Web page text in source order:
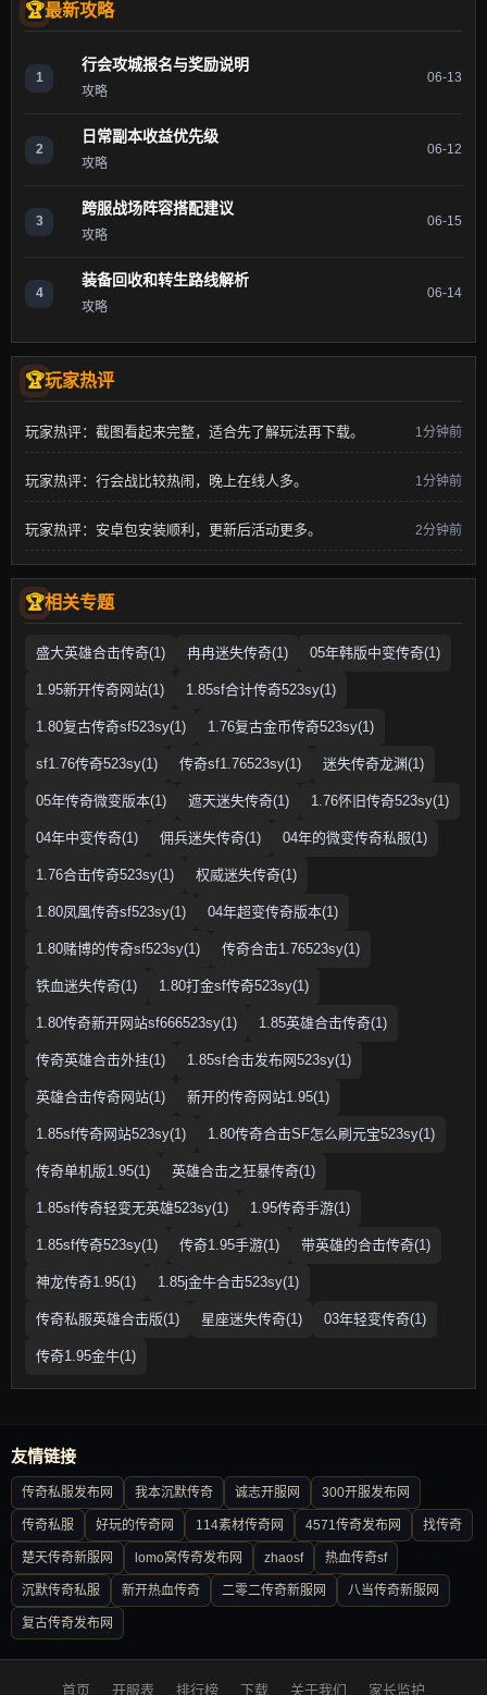
最新攻略
1
行会攻城报名与奖励说明
攻略
06-13
2
日常副本收益优先级
攻略
06-12
3
跨服战场阵容搭配建议
攻略
06-15
4
装备回收和转生路线解析
攻略
06-14
玩家热评
玩家热评：截图看起来完整，适合先了解玩法再下载。 1分钟前
玩家热评：行会战比较热闹，晚上在线人多。 1分钟前
玩家热评：安卓包安装顺利，更新后活动更多。 2分钟前
相关专题
盛大英雄合击传奇(1) 冉冉迷失传奇(1) 05年韩版中变传奇(1)
1.95新开传奇网站(1) 1.85sf合计传奇523sy(1)
1.80复古传奇sf523sy(1) 1.76复古金币传奇523sy(1)
sf1.76传奇523sy(1) 传奇sf1.76523sy(1) 迷失传奇龙渊(1)
05年传奇微变版本(1) 遮天迷失传奇(1) 1.76怀旧传奇523sy(1)
04年中变传奇(1) 佣兵迷失传奇(1) 04年的微变传奇私服(1)
1.76合击传奇523sy(1) 权威迷失传奇(1)
1.80凤凰传奇sf523sy(1) 04年超变传奇版本(1)
1.80赌博的传奇sf523sy(1) 传奇合击1.76523sy(1)
铁血迷失传奇(1) 1.80打金sf传奇523sy(1)
1.80传奇新开网站sf666523sy(1) 1.85英雄合击传奇(1)
传奇英雄合击外挂(1) 1.85sf合击发布网523sy(1)
英雄合击传奇网站(1) 新开的传奇网站1.95(1)
1.85sf传奇网站523sy(1) 1.80传奇合击SF怎么刷元宝523sy(1)
传奇单机版1.95(1) 英雄合击之狂暴传奇(1)
1.85sf传奇轻变无英雄523sy(1) 1.95传奇手游(1)
1.85sf传奇523sy(1) 传奇1.95手游(1) 带英雄的合击传奇(1)
神龙传奇1.95(1) 1.85j金牛合击523sy(1)
传奇私服英雄合击版(1) 星座迷失传奇(1) 03年轻变传奇(1)
传奇1.95金牛(1)
友情链接
传奇私服发布网 我本沉默传奇 诚志开服网 300开服发布网
传奇私服 好玩的传奇网 114素材传奇网 4571传奇发布网 找传奇
楚天传奇新服网 lomo窝传奇发布网 zhaosf 热血传奇sf
沉默传奇私服 新开热血传奇 二零二传奇新服网 八当传奇新服网
复古传奇发布网
首页 开服表 排行榜 下载 关于我们 家长监护